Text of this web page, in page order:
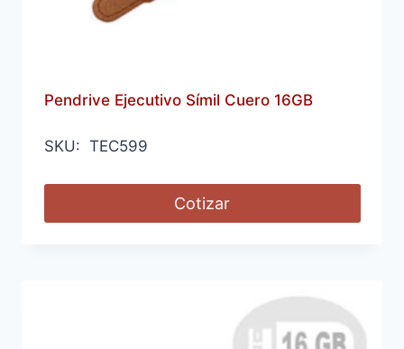
Pendrive Ejecutivo Símil Cuero 16GB
SKU: TEC599
Cotizar